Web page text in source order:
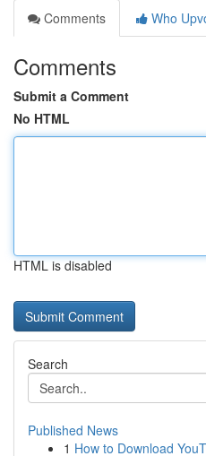
Comments
Who
Comments
Submit a Comment
No HTML
HTML is disabled
Search
Published News
1 How to Download